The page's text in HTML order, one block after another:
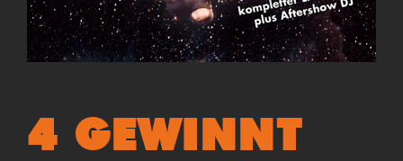
4 GEWINNT